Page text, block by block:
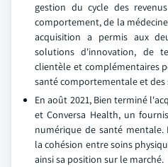
gestion du cycle des
comportement, de la
acquisition a permis aux
solutions d'innovation, de
clientèle et complémentaires
santé comportementale et des
En août 2021, Bien terminé
et Conversa Health, un
numérique de santé mentale.
la cohésion entre soins
ainsi sa position sur le marché.